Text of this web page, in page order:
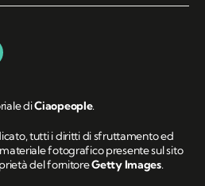
diCiaopeople.
tutti i diritti di sfruttamento ed
fotografico presente sul sito
del fornitoreGetty Images.